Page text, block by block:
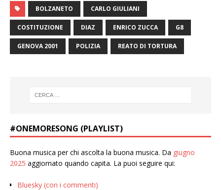
BOLZANETO CARLO GIULIANI
COSTITUZIONE DIAZ ENRICO ZUCCA G8
GENOVA 2001 POLIZIA REATO DI TORTURA
#ONEMORESONG (PLAYLIST)
Buona musica per chi ascolta la buona musica. Da giugno
2025 aggiornato quando capita. La puoi seguire qui:
Bluesky (con i commenti)